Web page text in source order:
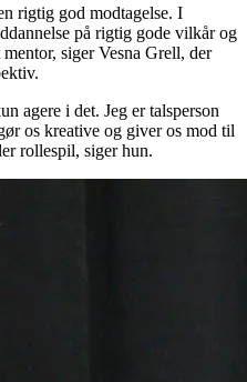
rigtig god modtagelse. I
på rigtig gode vilkår og
siger Vesna Grell, der
agere i det. Jeg er talsperson
os kreative og giver os mod til
rollespil, siger hun.